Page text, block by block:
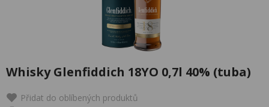
Whisky Glenfiddich 18YO 0,7l 40% (tuba)
Přidat do oblíbených produktů